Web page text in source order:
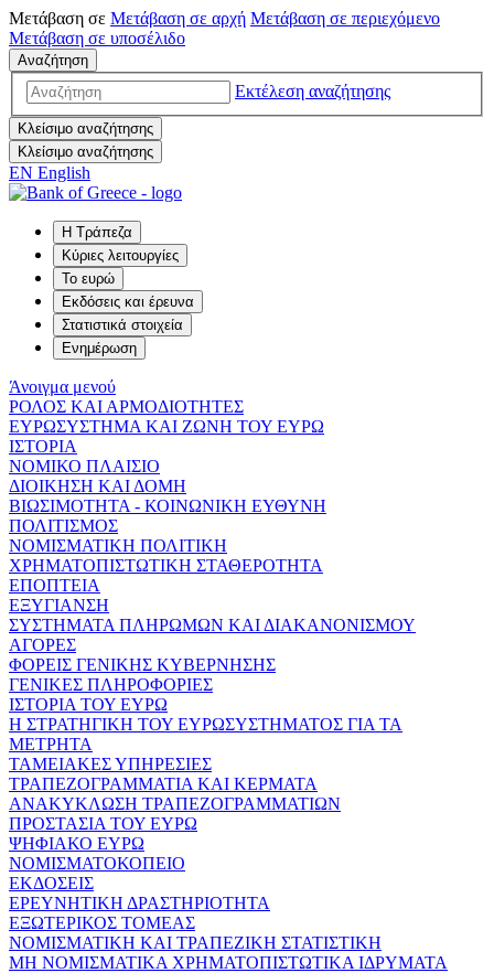
Μετάβαση σε Μετάβαση σε αρχή Μετάβαση σε περιεχόμενο
Μετάβαση σε υποσέλιδο
Αναζήτηση
Εκτέλεση αναζήτησης
Κλείσιμο αναζήτησης
Κλείσιμο αναζήτησης
EN English
Η Τράπεζα
Κύριες λειτουργίες
Το ευρώ
Εκδόσεις και έρευνα
Στατιστικά στοιχεία
Ενημέρωση
Άνοιγμα μενού
ΡΟΛΟΣ ΚΑΙ ΑΡΜΟΔΙΟΤΗΤΕΣ
ΕΥΡΩΣΥΣΤΗΜΑ ΚΑΙ ΖΩΝΗ ΤΟΥ ΕΥΡΩ
ΙΣΤΟΡΙΑ
ΝΟΜΙΚΟ ΠΛΑΙΣΙΟ
ΔΙΟΙΚΗΣΗ ΚΑΙ ΔΟΜΗ
ΒΙΩΣΙΜΟΤΗΤΑ - ΚΟΙΝΩΝΙΚΗ ΕΥΘΥΝΗ
ΠΟΛΙΤΙΣΜΟΣ
ΝΟΜΙΣΜΑΤΙΚΗ ΠΟΛΙΤΙΚΗ
ΧΡΗΜΑΤΟΠΙΣΤΩΤΙΚΗ ΣΤΑΘΕΡΟΤΗΤΑ
ΕΠΟΠΤΕΙΑ
ΕΞΥΓΙΑΝΣΗ
ΣΥΣΤΗΜΑΤΑ ΠΛΗΡΩΜΩΝ ΚΑΙ ΔΙΑΚΑΝΟΝΙΣΜΟΥ
ΑΓΟΡΕΣ
ΦΟΡΕΙΣ ΓΕΝΙΚΗΣ ΚΥΒΕΡΝΗΣΗΣ
ΓΕΝΙΚΕΣ ΠΛΗΡΟΦΟΡΙΕΣ
ΙΣΤΟΡΙΑ ΤΟΥ ΕΥΡΩ
Η ΣΤΡΑΤΗΓΙΚΗ ΤΟΥ ΕΥΡΩΣΥΣΤΗΜΑΤΟΣ ΓΙΑ ΤΑ
ΜΕΤΡΗΤΑ
ΤΑΜΕΙΑΚΕΣ ΥΠΗΡΕΣΙΕΣ
ΤΡΑΠΕΖΟΓΡΑΜΜΑΤΙΑ ΚΑΙ ΚΕΡΜΑΤΑ
ΑΝΑΚΥΚΛΩΣΗ ΤΡΑΠΕΖΟΓΡΑΜΜΑΤΙΩΝ
ΠΡΟΣΤΑΣΙΑ ΤΟΥ ΕΥΡΩ
ΨΗΦΙΑΚΟ ΕΥΡΩ
ΝΟΜΙΣΜΑΤΟΚΟΠΕΙΟ
ΕΚΔΟΣΕΙΣ
ΕΡΕΥΝΗΤΙΚΗ ΔΡΑΣΤΗΡΙΟΤΗΤΑ
ΕΞΩΤΕΡΙΚΟΣ ΤΟΜΕΑΣ
ΝΟΜΙΣΜΑΤΙΚΗ ΚΑΙ ΤΡΑΠΕΖΙΚΗ ΣΤΑΤΙΣΤΙΚΗ
ΜΗ ΝΟΜΙΣΜΑΤΙΚΑ ΧΡΗΜΑΤΟΠΙΣΤΩΤΙΚΑ ΙΔΡΥΜΑΤΑ